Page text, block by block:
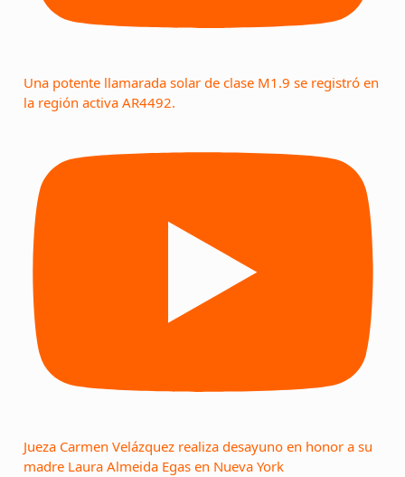
Una potente llamarada solar de clase M1.9 se registró en
la región activa AR4492.
Jueza Carmen Velázquez realiza desayuno en honor a su
madre Laura Almeida Egas en Nueva York